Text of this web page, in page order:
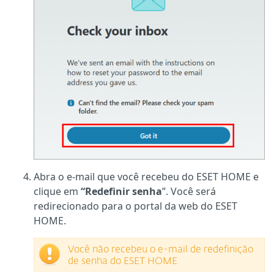
Abra o e-mail que você recebeu do ESET HOME e
clique em “Redefinir senha”. Você será
redirecionado para o portal da web do ESET
HOME.
Você não recebeu o e-mail de redefinição
de senha do ESET HOME